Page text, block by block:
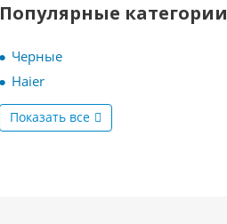
Популярные категории
Черные
Haier
Показать все